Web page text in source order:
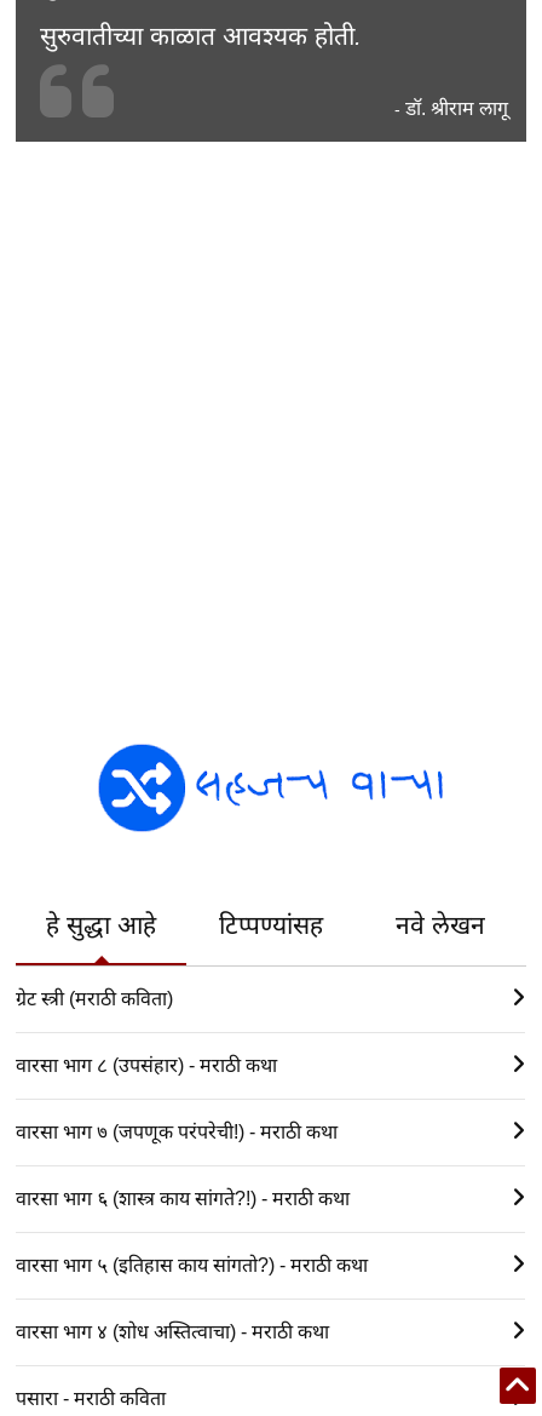
सुरुवातीच्या काळात आवश्यक होती.
- डॉ. श्रीराम लागू
हे सुद्धा आहे टिप्पण्यांसह नवे लेखन
ग्रेट स्त्री (मराठी कविता)
वारसा भाग ८ (उपसंहार) - मराठी कथा
वारसा भाग ७ (जपणूक परंपरेची!) - मराठी कथा
वारसा भाग ६ (शास्त्र काय सांगते?!) - मराठी कथा
वारसा भाग ५ (इतिहास काय सांगतो?) - मराठी कथा
वारसा भाग ४ (शोध अस्तित्वाचा) - मराठी कथा
पसारा - मराठी कविता